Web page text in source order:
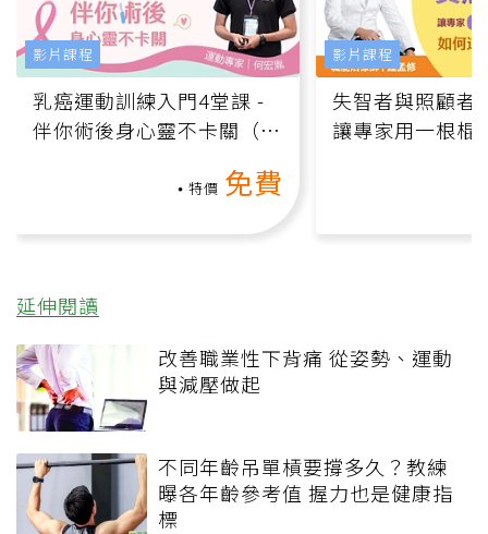
乳癌運動訓練入門4堂課 -
伴你術後身心靈不卡關（線
特價 免費
影片課程
失智者與照顧者
讓專家用一根棍
影片課程
延伸閱讀
改善職業性下背痛 從姿勢、運動
與減壓做起
不同年齡吊單槓要撐多久？教練
曝各年齡參考值 握力也是健康指
標